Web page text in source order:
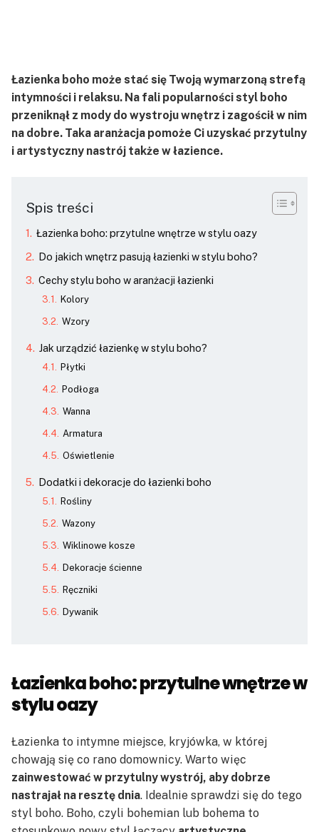
Łazienka boho może stać się Twoją wymarzoną strefą
intymności i relaksu. Na fali popularności styl boho
przeniknął z mody do wystroju wnętrz i zagościł w nim
na dobre. Taka aranżacja pomoże Ci uzyskać przytulny
i artystyczny nastrój także w łazience.
Spis treści
Łazienka boho: przytulne wnętrze w stylu oazy
Do jakich wnętrz pasują łazienki w stylu boho?
Cechy stylu boho w aranżacji łazienki
Kolory
Wzory
Jak urządzić łazienkę w stylu boho?
Płytki
Podłoga
Wanna
Armatura
Oświetlenie
Dodatki i dekoracje do łazienki boho
Rośliny
Wazony
Wiklinowe kosze
Dekoracje ścienne
Ręczniki
Dywanik
Łazienka boho: przytulne wnętrze w
stylu oazy
Łazienka to intymne miejsce, kryjówka, w której
chowają się co rano domownicy. Warto więc
zainwestować w przytulny wystrój, aby dobrze
nastrajał na resztę dnia. Idealnie sprawdzi się do tego
styl boho. Boho, czyli bohemian lub bohema to